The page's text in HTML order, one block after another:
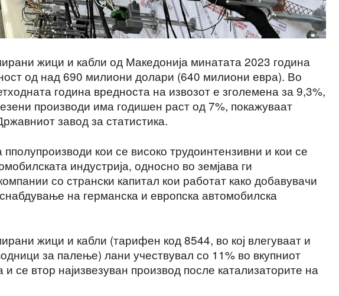
жици и кабли од Македонија минатата 2023 година
од над 690 милиони долари (640 милиони евра). Во
година вредноста на извозот е зголемена за 9,3%,
производи има годишен раст од 7%, покажуваат
завод за статистика.
кои се високо трудоинтензивни и кои се
индустрија, односно во земјава ги
со странски капитал кои работат како добавувачи
на германска и европска автомобилска
жици и кабли (тарифен код 8544, во кој влегуваат и
за палење) лани учествувал со 11% во вкупниот
и се втор најизвезуван производ после катализаторите на